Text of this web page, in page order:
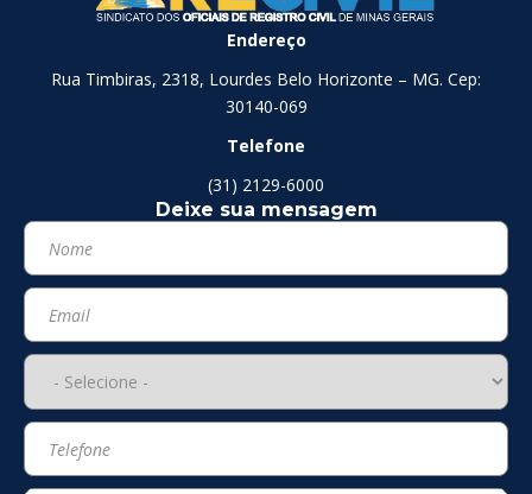
Endereço
Rua Timbiras, 2318, Lourdes Belo Horizonte – MG. Cep:
30140-069
Telefone
(31) 2129-6000
Deixe sua mensagem